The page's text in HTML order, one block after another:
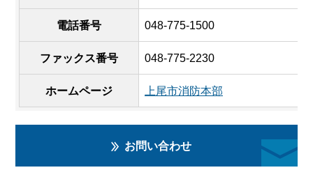
電話番号 048-775-1500
ファックス番号 048-775-2230
ホームページ 上尾市消防本部
お問い合わせ